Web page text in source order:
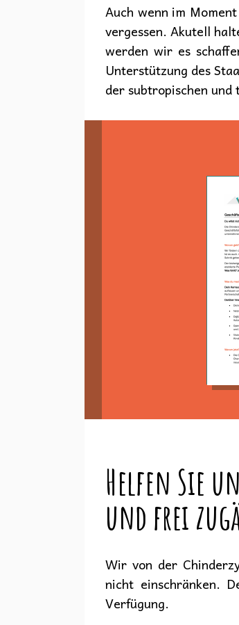
Auch wenn im
vergessen. Akutell
werden wir es
Unterstützung des
der subtropischen und
Helfen Sie
und frei
Wir von der
nicht einschränken.
Verfügung.